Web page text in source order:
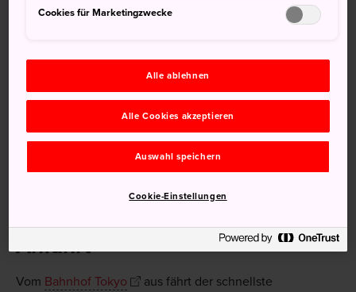
Anfahrt
Vom Bahnhof Tokyo
aus fährt der schnellste
Cookies für Marketingzwecke
Alle ablehnen
Alle Cookies akzeptieren
Auswahl speichern
Cookie-Einstellungen